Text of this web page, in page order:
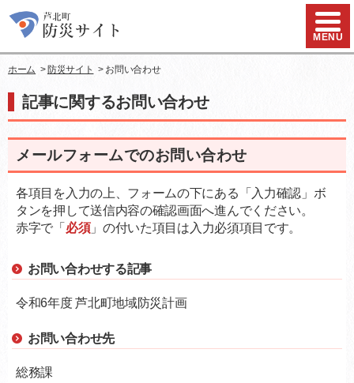
ハンバ
MENU
ホーム > 防災サイト > お問い合わせ
記事に関するお問い合わせ
メールフォームでのお問い合わせ
各項目を入力の上、フォームの下にある「入力確認」ボ
タンを押して送信内容の確認画面へ進んでください。
赤字で「 必須」の付いた項目は入力必須項目です。
お問い合わせする記事
令和6年度 芦北町地域防災計画
お問い合わせ先
総務課